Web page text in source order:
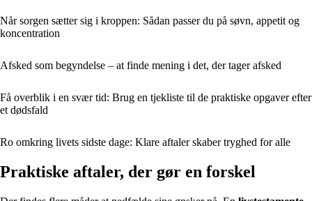
Når sorgen sætter sig i kroppen: Sådan passer du på søvn, appetit og
koncentration
Afsked som begyndelse – at finde mening i det, der tager afsked
Få overblik i en svær tid: Brug en tjekliste til de praktiske opgaver efter
et dødsfald
Ro omkring livets sidste dage: Klare aftaler skaber tryghed for alle
Praktiske aftaler, der gør en forskel